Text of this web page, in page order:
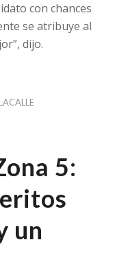
con chances
se atribuye al
dijo.
5:
un